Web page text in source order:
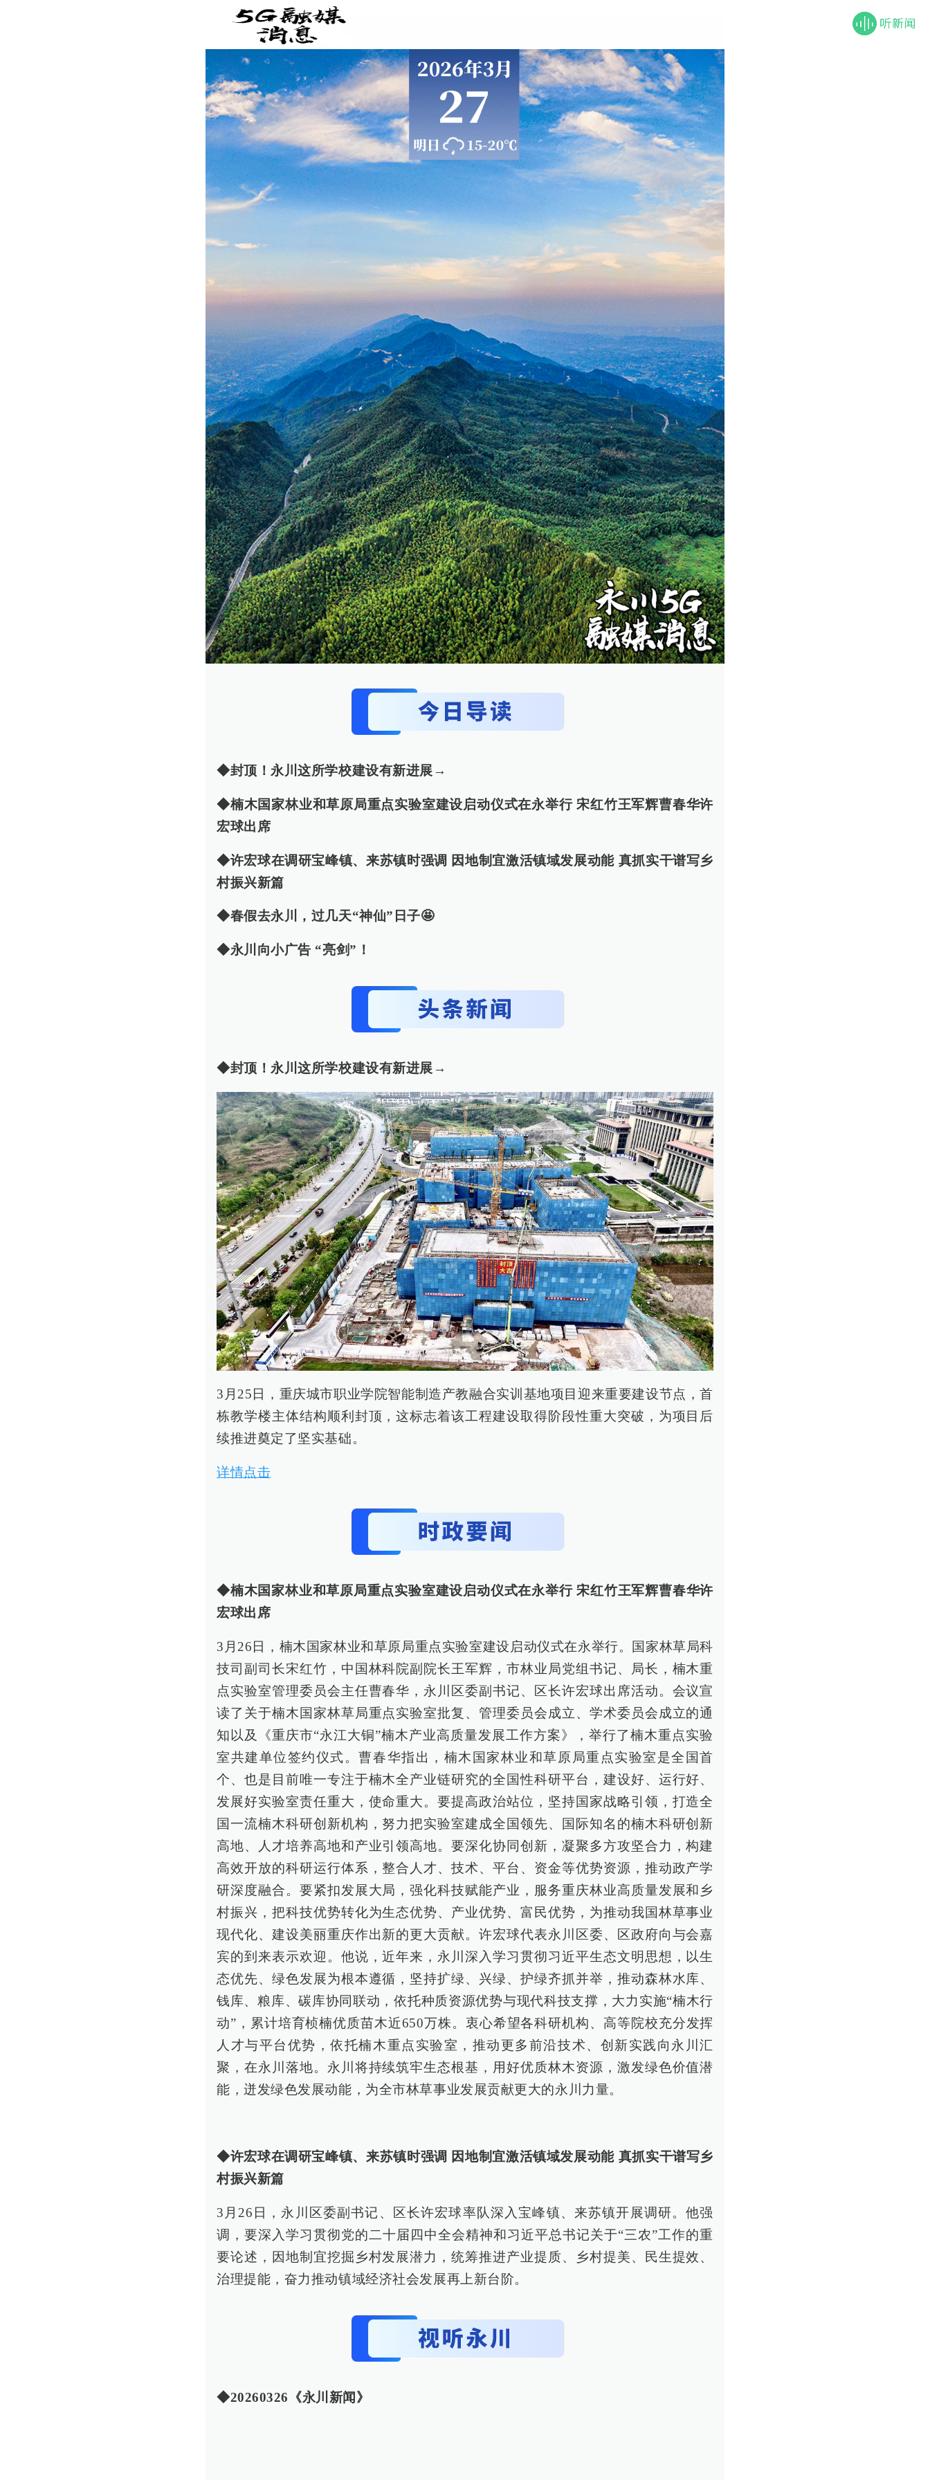
◆封顶！永川这所学校建设有新进展→
◆楠木国家林业和草原局重点实验室建设启动仪式在永举行 宋红竹王军辉曹春华许
宏球出席
◆许宏球在调研宝峰镇、来苏镇时强调 因地制宜激活镇域发展动能 真抓实干谱写乡
村振兴新篇
◆春假去永川，过几天“神仙”日子🤩
◆永川向小广告 “亮剑”！
◆封顶！永川这所学校建设有新进展→
3月25日，重庆城市职业学院智能制造产教融合实训基地项目迎来重要建设节点，首
栋教学楼主体结构顺利封顶，这标志着该工程建设取得阶段性重大突破，为项目后
续推进奠定了坚实基础。
详情点击
◆楠木国家林业和草原局重点实验室建设启动仪式在永举行 宋红竹王军辉曹春华许
宏球出席
3月26日，楠木国家林业和草原局重点实验室建设启动仪式在永举行。国家林草局科
技司副司长宋红竹，中国林科院副院长王军辉，市林业局党组书记、局长，楠木重
点实验室管理委员会主任曹春华，永川区委副书记、区长许宏球出席活动。会议宣
读了关于楠木国家林草局重点实验室批复、管理委员会成立、学术委员会成立的通
知以及《重庆市“永江大铜”楠木产业高质量发展工作方案》，举行了楠木重点实验
室共建单位签约仪式。曹春华指出，楠木国家林业和草原局重点实验室是全国首
个、也是目前唯一专注于楠木全产业链研究的全国性科研平台，建设好、运行好、
发展好实验室责任重大，使命重大。要提高政治站位，坚持国家战略引领，打造全
国一流楠木科研创新机构，努力把实验室建成全国领先、国际知名的楠木科研创新
高地、人才培养高地和产业引领高地。要深化协同创新，凝聚多方攻坚合力，构建
高效开放的科研运行体系，整合人才、技术、平台、资金等优势资源，推动政产学
研深度融合。要紧扣发展大局，强化科技赋能产业，服务重庆林业高质量发展和乡
村振兴，把科技优势转化为生态优势、产业优势、富民优势，为推动我国林草事业
现代化、建设美丽重庆作出新的更大贡献。许宏球代表永川区委、区政府向与会嘉
宾的到来表示欢迎。他说，近年来，永川深入学习贯彻习近平生态文明思想，以生
态优先、绿色发展为根本遵循，坚持扩绿、兴绿、护绿齐抓并举，推动森林水库、
钱库、粮库、碳库协同联动，依托种质资源优势与现代科技支撑，大力实施“楠木行
动”，累计培育桢楠优质苗木近650万株。衷心希望各科研机构、高等院校充分发挥
人才与平台优势，依托楠木重点实验室，推动更多前沿技术、创新实践向永川汇
聚，在永川落地。永川将持续筑牢生态根基，用好优质林木资源，激发绿色价值潜
能，迸发绿色发展动能，为全市林草事业发展贡献更大的永川力量。
◆许宏球在调研宝峰镇、来苏镇时强调 因地制宜激活镇域发展动能 真抓实干谱写乡
村振兴新篇
3月26日，永川区委副书记、区长许宏球率队深入宝峰镇、来苏镇开展调研。他强
调，要深入学习贯彻党的二十届四中全会精神和习近平总书记关于“三农”工作的重
要论述，因地制宜挖掘乡村发展潜力，统筹推进产业提质、乡村提美、民生提效、
治理提能，奋力推动镇域经济社会发展再上新台阶。
◆20260326《永川新闻》